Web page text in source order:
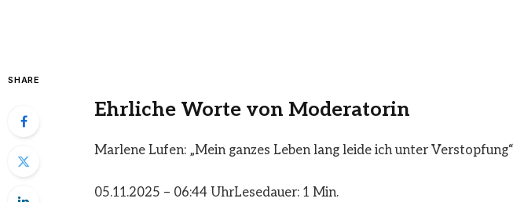
SHARE
Ehrliche Worte von Moderatorin
Marlene Lufen: „Mein ganzes Leben lang leide ich unter Verstopfung“
05.11.2025 – 06:44 UhrLesedauer: 1 Min.